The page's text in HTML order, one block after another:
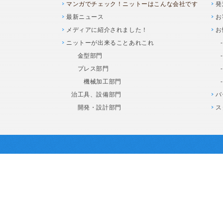
マンガでチェック！ニットーはこんな会社です
最新ニュース
メディアに紹介されました！
ニットーが出来ることあれこれ
金型部門
プレス部門
機械加工部門
治工具、設備部門
開発・設計部門
発
お
お
バ
ス